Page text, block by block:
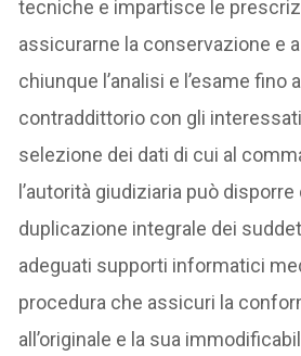
tecniche e impartisce le
assicurarne la conservazione e
chiunque l’analisi e l’esame fino
contraddittorio con gli
selezione dei dati di cui al
l’autorità giudiziaria può
duplicazione integrale dei
adeguati supporti informatici
procedura che assicuri la
all’originale e la sua